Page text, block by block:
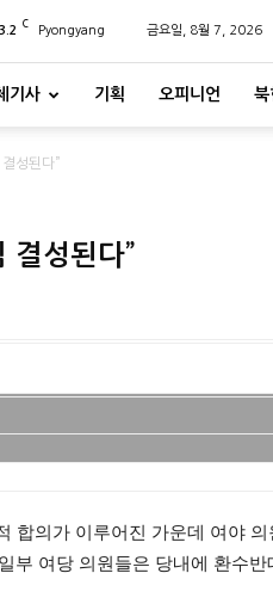
C Pyongyang 금요일, 8월 7, 2026
기사 기획 오피니언 북
성된다”
결성된다”
합의가 이루어진 가운데 여야 의
부 여당 의원들은 당내에 환수